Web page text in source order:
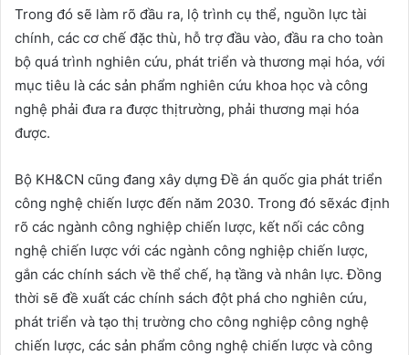
Trong đó sẽ làm rõ đầu ra, lộ trình cụ thể, nguồn lực tài
chính, các cơ chế đặc thù, hỗ trợ đầu vào, đầu ra cho toàn
bộ quá trình nghiên cứu, phát triển và thương mại hóa, với
mục tiêu là các sản phẩm nghiên cứu khoa học và công
nghệ phải đưa ra được thịtrường, phải thương mại hóa
được.
Bộ KH&CN cũng đang xây dựng Đề án quốc gia phát triển
công nghệ chiến lược đến năm 2030. Trong đó sẽxác định
rõ các ngành công nghiệp chiến lược, kết nối các công
nghệ chiến lược với các ngành công nghiệp chiến lược,
gắn các chính sách về thể chế, hạ tầng và nhân lực. Đồng
thời sẽ đề xuất các chính sách đột phá cho nghiên cứu,
phát triển và tạo thị trường cho công nghiệp công nghệ
chiến lược, các sản phẩm công nghệ chiến lược và công